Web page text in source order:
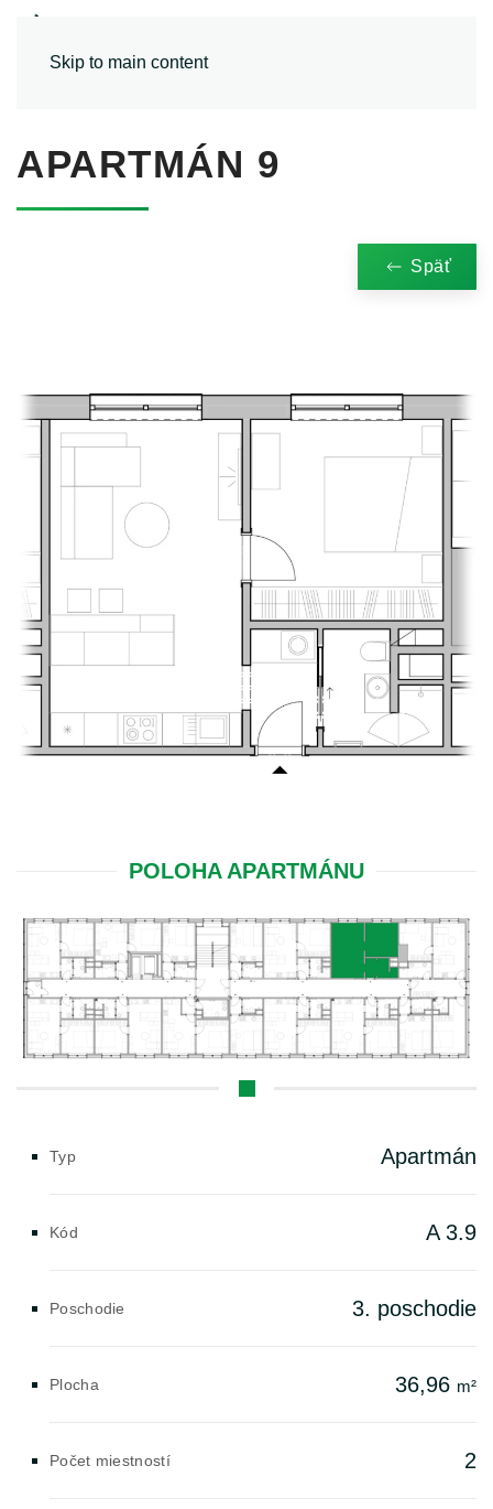
Skip to main content
APARTMÁN 9
Späť
POLOHA APARTMÁNU
Typ Apartmán
Kód A 3.9
Poschodie 3. poschodie
Plocha 36,96 m²
Počet miestností 2